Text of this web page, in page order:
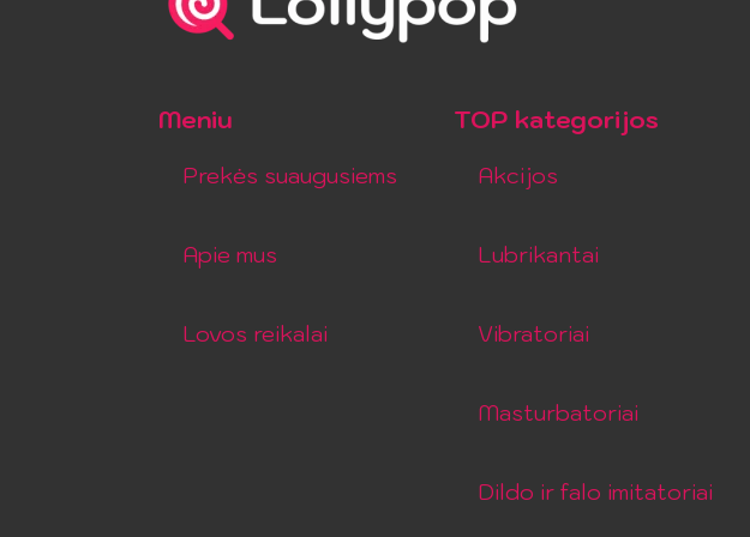
Meniu
Prekės suaugusiems
Apie mus
Lovos reikalai
TOP kategorijos
Akcijos
Lubrikantai
Vibratoriai
Masturbatoriai
Dildo ir falo imitatoriai